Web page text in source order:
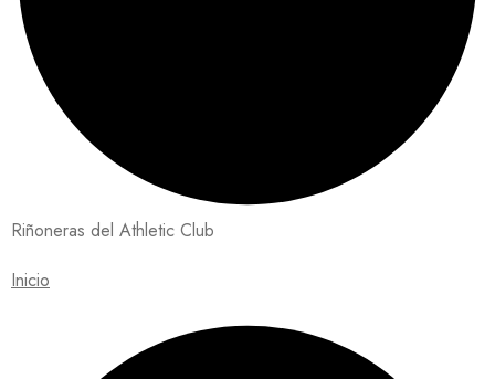
Riñoneras del Athletic Club
Inicio